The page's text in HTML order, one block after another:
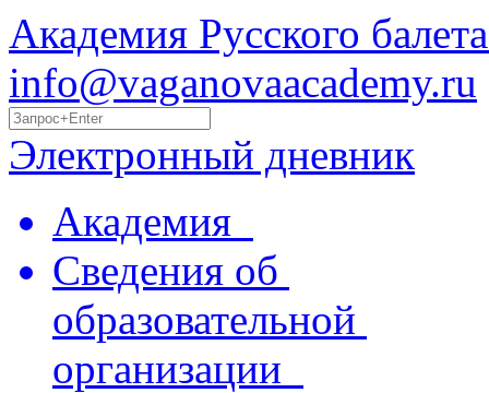
Академия Русского
info@vaganovaacademy.ru
Электронный дневник
Академия
Сведения об
образовательной
организации